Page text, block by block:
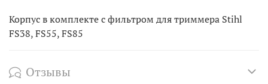
Корпус в комплекте с фильтром для триммера Stihl
FS38, FS55, FS85
Отзывы